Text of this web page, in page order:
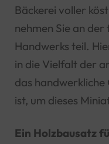
Bäckerei voller
nehmen Sie an
Handwerks teil.
in die Vielfalt der
das
ist, um dieses
Ein Holzbausatz